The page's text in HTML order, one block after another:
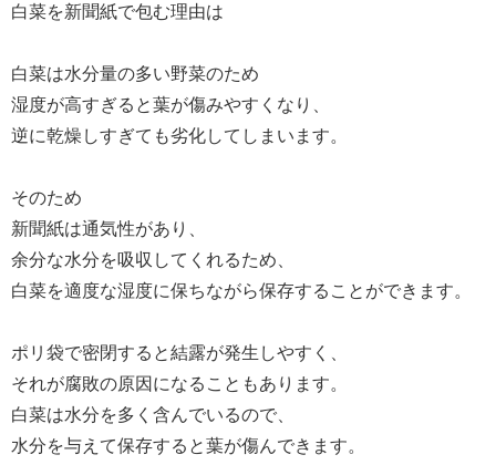
白菜を新聞紙で包む理由は
白菜は水分量の多い野菜のため
湿度が高すぎると葉が傷みやすくなり、
逆に乾燥しすぎても劣化してしまいます。
そのため
新聞紙は通気性があり、
余分な水分を吸収してくれるため、
白菜を適度な湿度に保ちながら保存することができます。
ポリ袋で密閉すると結露が発生しやすく、
それが腐敗の原因になることもあります。
白菜は水分を多く含んでいるので、
水分を与えて保存すると葉が傷んできます。